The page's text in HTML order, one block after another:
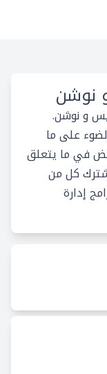
نوشن
و نوشن.
على ما
في ما يتعلق
كل من
إدارة